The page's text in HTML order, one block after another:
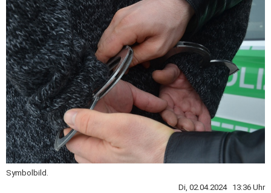
Symbolbild.
Di, 02.04.2024 13:36 Uhr